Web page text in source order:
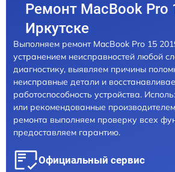
Ремонт MacBook Pro
Иркутске
Выполняем ремонт MacBook Pro 15
устранением неисправностей любой
диагностику, выявляем причины
неисправные детали и
работоспособность устройства.
или рекомендованные
ремонта выполняем проверку всех
предоставляем гарантию.
Официальный сервис